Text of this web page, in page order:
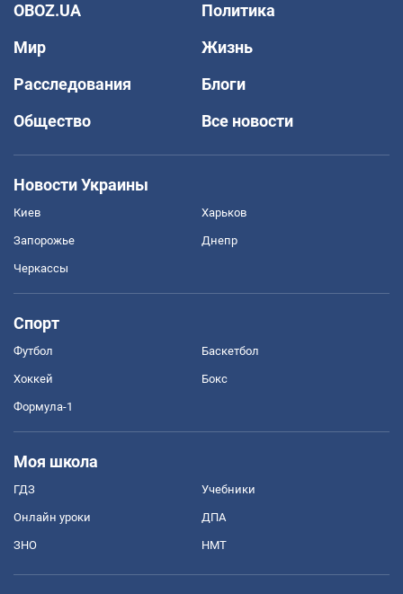
OBOZ.UA
Политика
Мир
Жизнь
Расследования
Блоги
Общество
Все новости
Новости Украины
Киев Харьков
Запорожье Днепр
Черкассы
Спорт
Футбол Баскетбол
Хоккей Бокс
Формула-1
Моя школа
ГДЗ Учебники
Онлайн уроки ДПА
ЗНО НМТ